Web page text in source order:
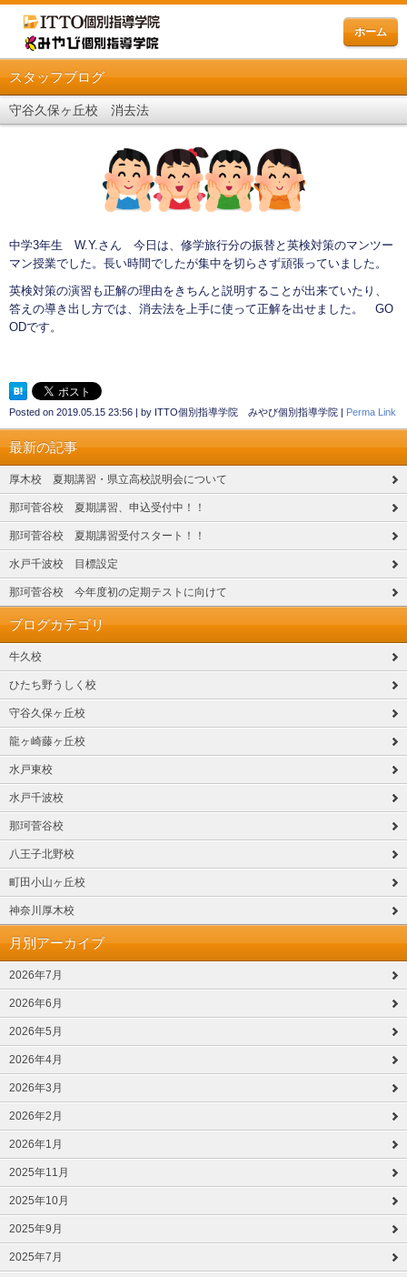
ホーム
スタッフブログ
守谷久保ヶ丘校 消去法
中学3年生 W.Y.さん 今日は、修学旅行分の振替と英検対策のマンツー
マン授業でした。長い時間でしたが集中を切らさず頑張っていました。
英検対策の演習も正解の理由をきちんと説明することが出来ていたり、
答えの導き出し方では、消去法を上手に使って正解を出せました。 GO
ODです。
Posted on 2019.05.15 23:56 | by ITTO個別指導学院 みやび個別指導学院 | Perma Link
最新の記事
厚木校 夏期講習・県立高校説明会について
那珂菅谷校 夏期講習、申込受付中！！
那珂菅谷校 夏期講習受付スタート！！
水戸千波校 目標設定
那珂菅谷校 今年度初の定期テストに向けて
ブログカテゴリ
牛久校
ひたち野うしく校
守谷久保ヶ丘校
龍ヶ崎藤ヶ丘校
水戸東校
水戸千波校
那珂菅谷校
八王子北野校
町田小山ヶ丘校
神奈川厚木校
月別アーカイブ
2026年7月
2026年6月
2026年5月
2026年4月
2026年3月
2026年2月
2026年1月
2025年11月
2025年10月
2025年9月
2025年7月